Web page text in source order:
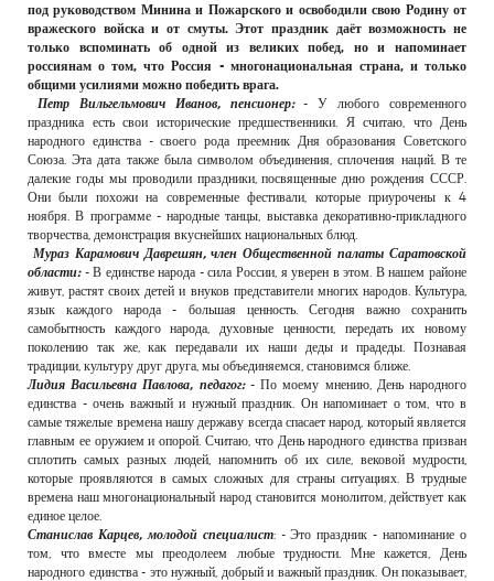
под руководством Минина и Пожарского и освободили свою Родину от
вражеского войска и от смуты. Этот праздник даёт возможность не
только вспоминать об одной из великих побед, но и напоминает
россиянам о том, что Россия - многонациональная страна, и только
общими усилиями можно победить врага.
Петр Вильгельмович Иванов, пенсионер:- У любого современного
праздника есть свои исторические предшественники. Я считаю, что День
народного единства - своего рода преемник Дня образования Советского
Союза. Эта дата также была символом объединения, сплочения наций. В те
далекие годы мы проводили праздники, посвященные дню рождения СССР.
Они были похожи на современные фестивали, которые приурочены к 4
ноября. В программе - народные танцы, выставка декоративно-прикладного
творчества, демонстрация вкуснейших национальных блюд.
Мураз Карамович Даврешян, член Общественной палаты Саратовской
области:- В единстве народа - сила России, я уверен в этом. В нашем районе
живут, растят своих детей и внуков представители многих народов. Культура,
язык каждого народа - большая ценность. Сегодня важно сохранить
самобытность каждого народа, духовные ценности, передать их новому
поколению так же, как передавали их наши деды и прадеды. Познавая
традиции, культуру друг друга, мы объединяемся, становимся ближе.
Лидия Васильевна Павлова, педагог: - По моему мнению, День народного
единства - очень важный и нужный праздник. Он напоминает о том, что в
самые тяжелые времена нашу державу всегда спасает народ, который является
главным ее оружием и опорой. Считаю, что День народного единства призван
сплотить самых разных людей, напомнить об их силе, вековой мудрости,
которые проявляются в самых сложных для страны ситуациях. В трудные
времена наш многонациональный народ становится монолитом, действует как
единое целое.
Станислав Карцев, молодой специалист: - Это праздник - напоминание о
том, что вместе мы преодолеем любые трудности. Мне кажется, День
народного единства - это нужный, добрый и важный праздник. Он показывает,